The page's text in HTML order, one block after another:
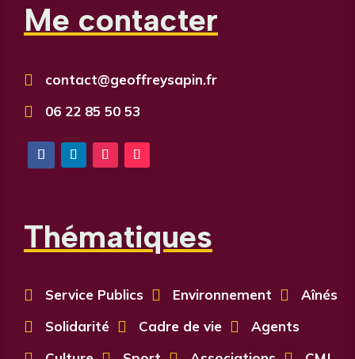
Me contacter
 contact@geoffreysapin.fr
 06 22 85 50 53
Thématiques
 Service Publics  Environnement  Aînés
 Solidarité  Cadre de vie  Agents